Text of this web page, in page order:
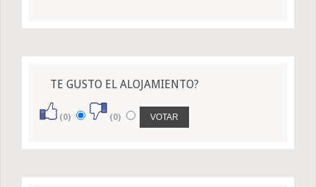
TE GUSTO EL ALOJAMIENTO?
(0) (0)